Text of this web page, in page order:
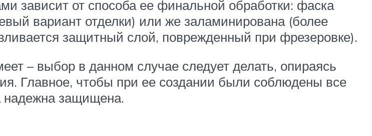
зависит от способа ее финальной обработки: фаска
вариант отделки) или же заламинирована (более
защитный слой, поврежденный при фрезеровке).
– выбор в данном случае следует делать, опираясь
Главное, чтобы при ее создании были соблюдены все
надежна защищена.